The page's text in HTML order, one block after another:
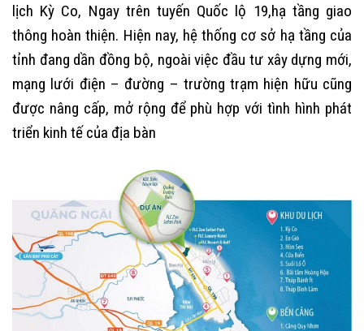
lịch Kỳ Co, Ngay trên tuyến Quốc lộ 19,hạ tầng giao
thông hoàn thiện. Hiện nay, hệ thống cơ sở hạ tầng của
tỉnh đang dần đồng bộ, ngoài việc đầu tư xây dựng mới,
mạng lưới điện – đường – trường trạm hiện hữu cũng
được nâng cấp, mở rộng để phù hợp với tình hình phát
triển kinh tế của địa bàn